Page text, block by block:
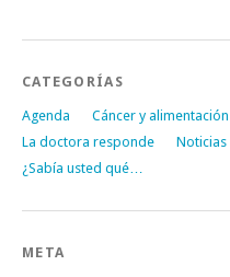
CATEGORÍAS
Agenda Cáncer y alimentación
La doctora responde
Noticias
¿Sabía usted qué…
META